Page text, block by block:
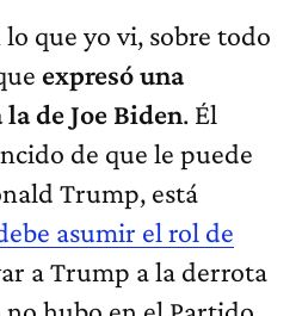
lo que yo vi, sobre todo
expresó una
de Joe Biden. Él
de que le puede
Trump, está
asumir el rol de
a Trump a la derrota